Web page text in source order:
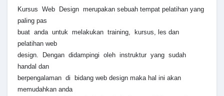
Kursus Web Design merupakan sebuah tempat pelatihan yang
paling pas
buat anda untuk melakukan training, kursus, les dan
pelatihan web
design. Dengan didampingi oleh instruktur yang sudah
handal dan
berpengalaman di bidang web design maka hal ini akan
memudahkan anda